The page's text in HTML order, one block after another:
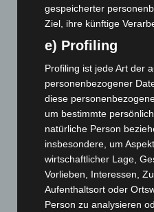
Brand im „Haus der
eingedämmt
6. August 2026
Region Hannover: 21 neue
Roten Kreuz
5. August 2026
Mann läuft mit
Zeugen
5. August 2026
Celle: Mensch stirbt bei
5. August 2026
gespeicherter
Ziel, ihre künftige
e) Profiling
Profiling ist jede Art der
personenbezogener
diese
um bestimmte
natürliche Person
insbesondere, um
wirtschaftlicher Lage,
Vorlieben, Interessen,
Aufenthaltsort oder
Person zu analysieren